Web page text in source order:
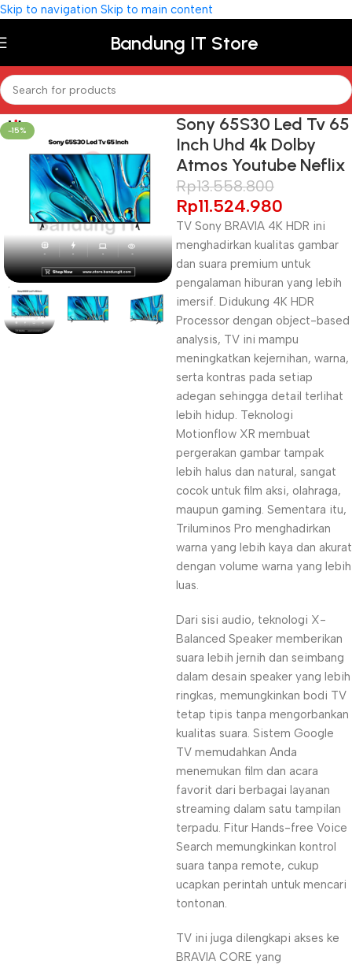
Skip to navigation Skip to main content
Bandung IT Store
-15%
Sony 65S30 Led Tv 65
Inch Uhd 4k Dolby
Atmos Youtube Neflix
Rp13.558.800
Rp11.524.980
TV Sony BRAVIA 4K HDR ini
menghadirkan kualitas gambar
dan suara premium untuk
pengalaman hiburan yang lebih
imersif. Didukung 4K HDR
Processor dengan object-based
analysis, TV ini mampu
meningkatkan kejernihan, warna,
serta kontras pada setiap
adegan sehingga detail terlihat
lebih hidup. Teknologi
Motionflow XR membuat
pergerakan gambar tampak
lebih halus dan natural, sangat
cocok untuk film aksi, olahraga,
maupun gaming. Sementara itu,
Triluminos Pro menghadirkan
warna yang lebih kaya dan akurat
dengan volume warna yang lebih
luas.
Dari sisi audio, teknologi X-
Balanced Speaker memberikan
suara lebih jernih dan seimbang
dalam desain speaker yang lebih
ringkas, memungkinkan bodi TV
tetap tipis tanpa mengorbankan
kualitas suara. Sistem Google
TV memudahkan Anda
menemukan film dan acara
favorit dari berbagai layanan
streaming dalam satu tampilan
terpadu. Fitur Hands-free Voice
Search memungkinkan kontrol
suara tanpa remote, cukup
ucapkan perintah untuk mencari
tontonan.
TV ini juga dilengkapi akses ke
BRAVIA CORE yang